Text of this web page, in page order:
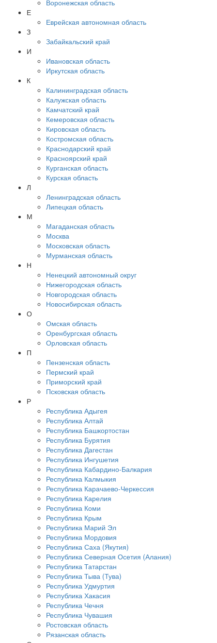
Воронежская область
Е
Еврейская автономная область
З
Забайкальский край
И
Ивановская область
Иркутская область
К
Калининградская область
Калужская область
Камчатский край
Кемеровская область
Кировская область
Костромская область
Краснодарский край
Красноярский край
Курганская область
Курская область
Л
Ленинградская область
Липецкая область
М
Магаданская область
Москва
Московская область
Мурманская область
Н
Ненецкий автономный округ
Нижегородская область
Новгородская область
Новосибирская область
О
Омская область
Оренбургская область
Орловская область
П
Пензенская область
Пермский край
Приморский край
Псковская область
Р
Республика Адыгея
Республика Алтай
Республика Башкортостан
Республика Бурятия
Республика Дагестан
Республика Ингушетия
Республика Кабардино-Балкария
Республика Калмыкия
Республика Карачаево-Черкессия
Республика Карелия
Республика Коми
Республика Крым
Республика Марий Эл
Республика Мордовия
Республика Саха (Якутия)
Республика Северная Осетия (Алания)
Республика Татарстан
Республика Тыва (Тува)
Республика Удмуртия
Республика Хакасия
Республика Чечня
Республика Чувашия
Ростовская область
Рязанская область